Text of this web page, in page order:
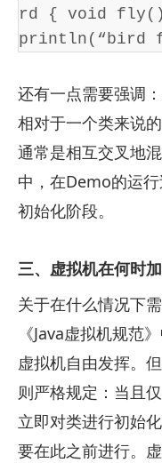
rd { void fly()
println(“bird
还有一点需要强调
相对于一个类来说
通常是相互交叉地
中，在Demo的运
初始化阶段。
三、虚拟机在何时
关于在什么情况下
《Java虚拟机规范
虚拟机自由发挥。
则严格规定：当且
立即对类进行初始
要在此之前进行。